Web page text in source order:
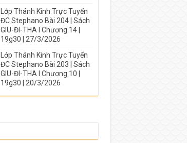
Lớp Thánh Kinh Trực Tuyến
ĐC Stephano Bài 204 | Sách
GIU-ĐI-THA I Chương 14 |
19g30 | 27/3/2026
Lớp Thánh Kinh Trực Tuyến
ĐC Stephano Bài 203 | Sách
GIU-ĐI-THA I Chương 10 |
19g30 | 20/3/2026